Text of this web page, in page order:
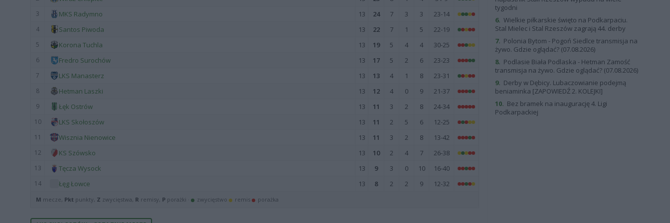
3 MKS Radymno 13 24 7 3 3 23-14
4 Santos Piwoda 13 22 7 1 5 22-19
5 Korona Tuchla 13 19 5 4 4 30-25
6 Fredro Surochów 13 17 5 2 6 23-23
7 LKS Manasterz 13 13 4 1 8 23-31
8 Hetman Laszki 13 12 4 0 9 21-37
9 Łęk Ostrów 13 11 3 2 8 24-34
10 LKS Skołoszów 13 11 2 5 6 12-25
11 Wisznia Nienowice 13 11 3 2 8 13-42
12 KS Szówsko 13 10 2 4 7 26-38
13 Tęcza Wysock 13 9 3 0 10 16-40
14 Łęg Łowce 13 8 2 2 9 12-32
M mecze, Pkt punkty, Z zwycięstwa, R remisy, P porażki · zwycięstwo remis porażka
tygodni
6. Wielkie piłkarskie święto na Podkarpaciu.
Stal Mielec i Stal Rzeszów zagrają 44. derby
7. Polonia Bytom - Pogoń Siedlce transmisja na
żywo. Gdzie oglądać? (07.08.2026)
8. Podlasie Biała Podlaska - Hetman Zamość
transmisja na żywo. Gdzie oglądać? (07.08.2026)
9. Derby w Dębicy. Lubaczowianie podejmą
beniaminka [ZAPOWIEDŹ 2. KOLEJKI]
10. Bez bramek na inaugurację 4. Ligi
Podkarpackiej